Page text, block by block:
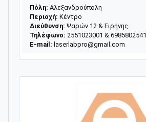
Πόλη: Αλεξανδρούπολη
Περιοχή: Κέντρο
Διεύθυνση: Ψαρών 12 & Ειρήνης
Τηλέφωνο: 2551023001 & 6985802541
E-mail: laserlabpro@gmail.com